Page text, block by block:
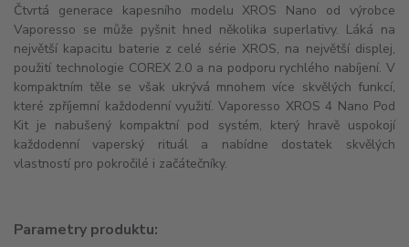
Čtvrtá generace kapesního modelu XROS Nano od výrobce
Vaporesso se může pyšnit hned několika superlativy. Láká na
největší kapacitu baterie z celé série XROS, na největší displej,
použití technologie COREX 2.0 a na podporu rychlého nabíjení. V
kompaktním těle se však ukrývá mnohem více skvělých funkcí,
které zpříjemní každodenní využití. Vaporesso XROS 4 Nano Pod
Kit je nabušený kompaktní pod systém, který hravě uspokojí
každodenní vaperský rituál a nabídne dostatek skvělých
vlastností pro pokročilé i začátečníky.
Parametry produktu: